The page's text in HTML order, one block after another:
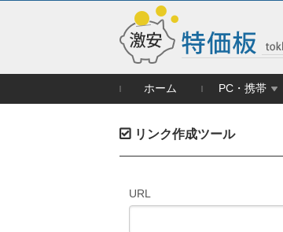
ホーム PC・携帯
リンク作成ツール
URL